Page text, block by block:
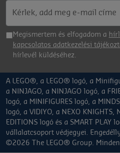
Megismertem és elfogadom a
kapcsolatos adatkezelési
hírlevél küldéséhez.
A LEGO®, a LEGO® logó, a
a NINJAGO, a NINJAGO logó, a
logó, a MINIFIGURES logó, a
logó, a VIDIYO, a NEXO KNIGHTS,
EDITIONS logó és a SMART PLAY
vállalatcsoport védjegyei.
©2026 The LEGO® Group.